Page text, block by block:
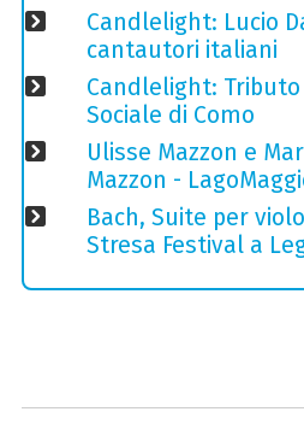
Candlelight: Lucio
cantautori italiani
Candlelight:
Sociale di Como
Ulisse Mazzon e
Mazzon -
Bach, Suite per
Stresa Festival a